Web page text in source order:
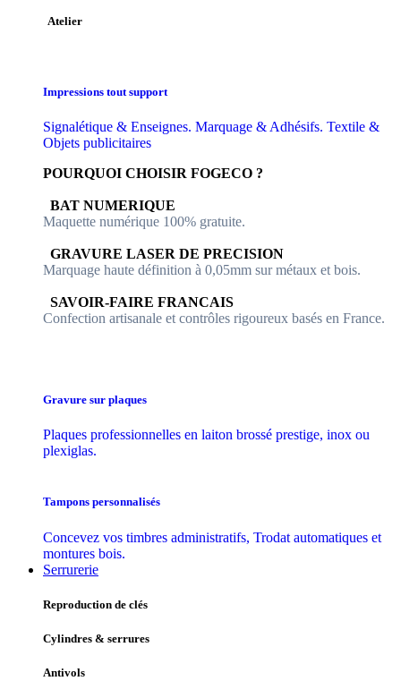
Atelier
Impressions tout support
Signalétique & Enseignes. Marquage & Adhésifs. Textile &
Objets publicitaires
POURQUOI CHOISIR FOGECO ?
​​ BAT NUMERIQUE
Maquette numérique 100% ​gratuite.
​GRAVURE LASER DE PRECISION
Marquage haute définition à 0,05mm sur métaux et bois.
​SAVOIR-FAIRE FRANCAIS
Confection artisanale et contrôles ​rigoureux basés en France.
Gravure sur plaques
Plaques professionnelles en laiton brossé prestige, inox ou
plexiglas.
Tampons personnalisés
Concevez vos timbres administratifs, Trodat automatiques et
montures bois.
Serrurerie
Reproduction de clés
Cylindres & serrures
Antivols